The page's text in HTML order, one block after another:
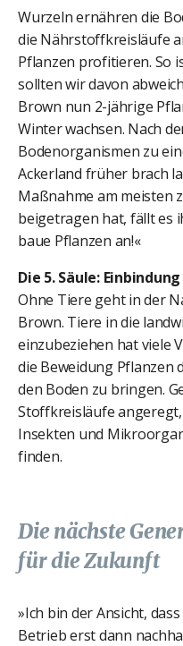
Wurzeln ernähren die
die Nährstoffkreisläufe
Pflanzen profitieren. So
sollten wir davon
Brown nun 2-jährige
Winter wachsen. Nach
Bodenorganismen zu
Ackerland früher brach
Maßnahme am meisten
beigetragen hat, fällt es
baue Pflanzen an!«
Die 5. Säule:
Ohne Tiere geht in der
Brown. Tiere in die
einzubeziehen hat viele
die Beweidung Pflanzen
den Boden zu bringen.
Stoffkreisläufe
Insekten und
finden.
Die nächste
für die Zukunft
»Ich bin der Ansicht,
Betrieb erst dann